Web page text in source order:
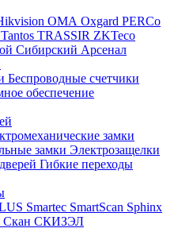
ОМА Oxgard PERCo
Tantos TRASSIR ZKTeco
Сибирский Арсенал
Беспроводные счетчики
обеспечение
замки
замки Электрозащелки
Гибкие переходы
Smartec SmartScan Sphinx
Скан СКИЗЭЛ